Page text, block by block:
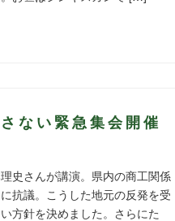
ない緊急集会開催
史さんが講演。県内の商工関係
抗議。こうした地元の反発を受
方針を決めました。さらにた